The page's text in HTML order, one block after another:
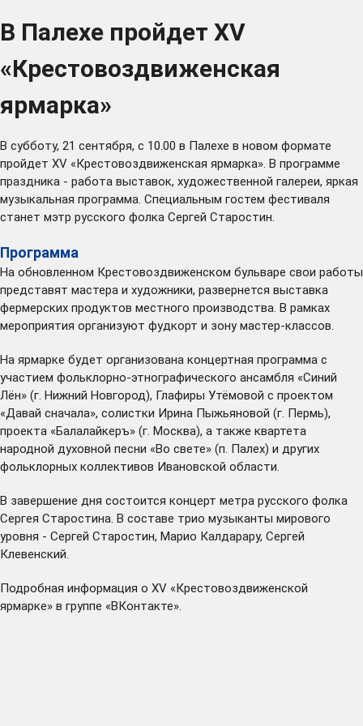
В Палехе пройдет XV
«Крестовоздвиженская
ярмарка»
В субботу, 21 сентября, с 10.00 в Палехе в новом формате
пройдет XV «Крестовоздвиженская ярмарка». В программе
праздника - работа выставок, художественной галереи, яркая
музыкальная программа. Специальным гостем фестиваля
станет мэтр русского фолка Сергей Старостин.
Программа
На обновленном Крестовоздвиженском бульваре свои работы
представят мастера и художники, развернется выставка
фермерских продуктов местного производства. В рамках
мероприятия организуют фудкорт и зону мастер-классов.
На ярмарке будет организована концертная программа с
участием фольклорно-этнографического ансамбля «Синий
Лён» (г. Нижний Новгород), Глафиры Утёмовой с проектом
«Давай сначала», солистки Ирина Пыжьяновой (г. Пермь),
проекта «Балалайкеръ» (г. Москва), а также квартета
народной духовной песни «Во свете» (п. Палех) и других
фольклорных коллективов Ивановской области.
В завершение дня состоится концерт метра русского фолка
Сергея Старостина. В составе трио музыканты мирового
уровня - Сергей Старостин, Марио Калдарару, Сергей
Клевенский.
Подробная информация о XV «Крестовоздвиженской
ярмарке» в группе «ВКонтакте»